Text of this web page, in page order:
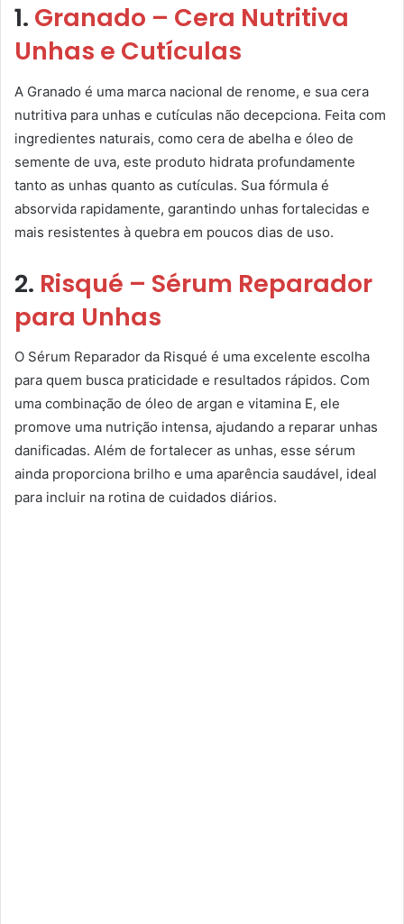
1. Granado – Cera Nutritiva
Unhas e Cutículas
A Granado é uma marca nacional de renome, e sua cera
nutritiva para unhas e cutículas não decepciona. Feita com
ingredientes naturais, como cera de abelha e óleo de
semente de uva, este produto hidrata profundamente
tanto as unhas quanto as cutículas. Sua fórmula é
absorvida rapidamente, garantindo unhas fortalecidas e
mais resistentes à quebra em poucos dias de uso.
2. Risqué – Sérum Reparador
para Unhas
O Sérum Reparador da Risqué é uma excelente escolha
para quem busca praticidade e resultados rápidos. Com
uma combinação de óleo de argan e vitamina E, ele
promove uma nutrição intensa, ajudando a reparar unhas
danificadas. Além de fortalecer as unhas, esse sérum
ainda proporciona brilho e uma aparência saudável, ideal
para incluir na rotina de cuidados diários.